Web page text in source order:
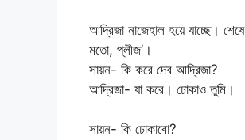
আদ্রিজা নাজেহাল হয়ে যাচ্ছে।
মতো, প্লীজ’।
সায়ন- কি করে দেব আদ্রিজা?
আদ্রিজা- যা করে। ঢোকাও তুমি।
সায়ন- কি ঢোকাবো?